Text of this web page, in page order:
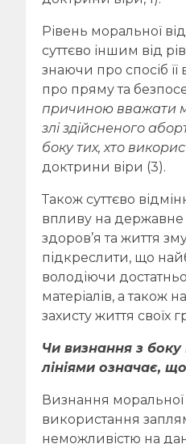
Рівень моральної
суттєво іншим від
знаючи про спосіб
про пряму та
причиною вважати
злі здійсненого
боку тих, хто
доктрини віри (3).
Також суттєво
впливу на державне
здоров’я та життя
підкреслити, що
володіючи
матеріалів, а також
захисту життя своїх
Чи визнання з
лініями означає,
Визнання
використання
неможливістю на